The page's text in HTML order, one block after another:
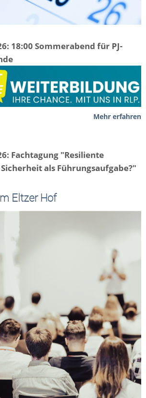
18:00 Sommerabend für PJ-
Mehr erfahren
Fachtagung "Resiliente
als Führungsaufgabe?"
Eltzer Hof